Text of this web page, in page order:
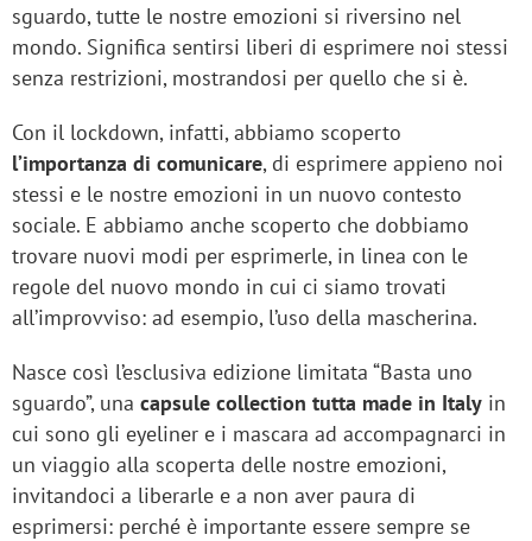
sguardo, tutte le nostre emozioni si riversino nel
mondo. Significa sentirsi liberi di esprimere noi stessi
senza restrizioni, mostrandosi per quello che si è.
Con il lockdown, infatti, abbiamo scoperto
l’importanza di comunicare, di esprimere appieno noi
stessi e le nostre emozioni in un nuovo contesto
sociale. E abbiamo anche scoperto che dobbiamo
trovare nuovi modi per esprimerle, in linea con le
regole del nuovo mondo in cui ci siamo trovati
all’improvviso: ad esempio, l’uso della mascherina.
Nasce così l’esclusiva edizione limitata “Basta uno
sguardo”, una capsule collection tutta made in Italy in
cui sono gli eyeliner e i mascara ad accompagnarci in
un viaggio alla scoperta delle nostre emozioni,
invitandoci a liberarle e a non aver paura di
esprimersi: perché è importante essere sempre se